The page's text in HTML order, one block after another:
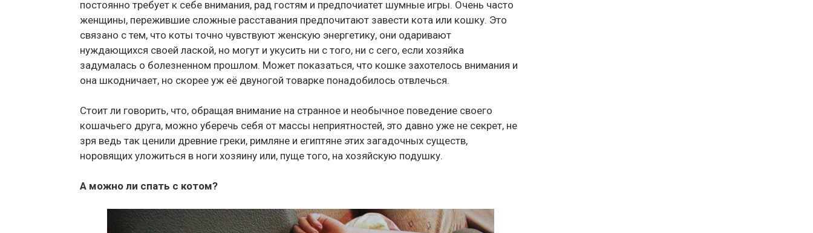
постоянно требует к себе внимания, рад гостям и предпочиатет шумные игры. Очень часто
женщины, пережившие сложные расставания предпочитают завести кота или кошку. Это
связано с тем, что коты точно чувствуют женскую энергетику, они одаривают
нуждающихся своей лаской, но могут и укусить ни с того, ни с сего, если хозяйка
задумалась о болезненном прошлом. Может показаться, что кошке захотелось внимания и
она шкодничает, но скорее уж её двуногой товарке понадобилось отвлечься.
Стоит ли говорить, что, обращая внимание на странное и необычное поведение своего
кошачьего друга, можно уберечь себя от массы неприятностей, это давно уже не секрет, не
зря ведь так ценили древние греки, римляне и египтяне этих загадочных существ,
норовящих уложиться в ноги хозяину или, пуще того, на хозяйскую подушку.
А можно ли спать с котом?